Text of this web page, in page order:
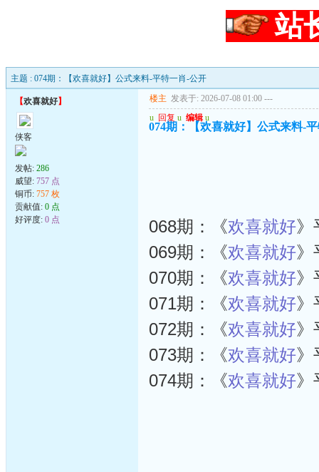
站
主题 : 074期：【欢喜就好】公式来料-平特一肖-公开
【欢喜就好】
侠客
发帖: 286
威望: 757 点
铜币: 757 枚
贡献值: 0 点
好评度: 0 点
楼主 发表于: 2026-07-08 01:00 ---
u 回复 u 编辑 u
074期：【欢喜就好】公式来料-
068期：《欢喜就好》
069期：《欢喜就好》
070期：《欢喜就好》
071期：《欢喜就好》
072期：《欢喜就好》
073期：《欢喜就好》
074期：《欢喜就好》